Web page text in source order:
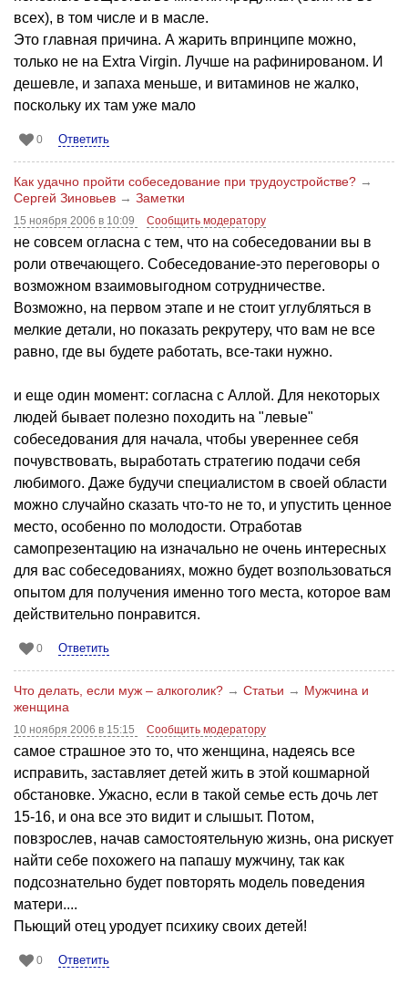
всех), в том числе и в масле.
Это главная причина. А жарить впринципе можно,
только не на Extra Virgin. Лучше на рафинированом. И
дешевле, и запаха меньше, и витаминов не жалко,
поскольку их там уже мало
0 Ответить
Как удачно пройти собеседование при трудоустройстве? →
Сергей Зиновьев → Заметки
15 ноября 2006 в 10:09 Сообщить модератору
не совсем огласна с тем, что на собеседовании вы в
роли отвечающего. Собеседование-это переговоры о
возможном взаимовыгодном сотрудничестве.
Возможно, на первом этапе и не стоит углубляться в
мелкие детали, но показать рекрутеру, что вам не все
равно, где вы будете работать, все-таки нужно.
и еще один момент: согласна с Аллой. Для некоторых
людей бывает полезно походить на "левые"
собеседования для начала, чтобы увереннее себя
почувствовать, выработать стратегию подачи себя
любимого. Даже будучи специалистом в своей области
можно случайно сказать что-то не то, и упустить ценное
место, особенно по молодости. Отработав
самопрезентацию на изначально не очень интересных
для вас собеседованиях, можно будет возпользоваться
опытом для получения именно того места, которое вам
действительно понравится.
0 Ответить
Что делать, если муж – алкоголик? → Статьи → Мужчина и
женщина
10 ноября 2006 в 15:15 Сообщить модератору
самое страшное это то, что женщина, надеясь все
исправить, заставляет детей жить в этой кошмарной
обстановке. Ужасно, если в такой семье есть дочь лет
15-16, и она все это видит и слышыт. Потом,
повзрослев, начав самостоятельную жизнь, она рискует
найти себе похожего на папашу мужчину, так как
подсознательно будет повторять модель поведения
матери....
Пьющий отец уродует психику своих детей!
0 Ответить